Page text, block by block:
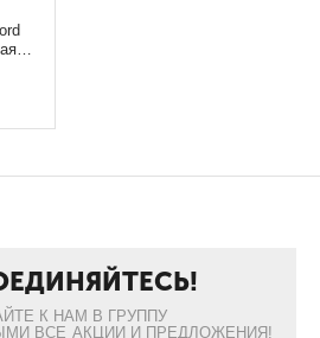
К НАМ В ГРУППУ
ВСЕ АКЦИИ И ПРЕДЛОЖЕНИЯ!